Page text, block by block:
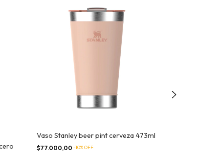
Vaso Stanley beer pint cerveza 473ml
$77.000,00 -10% OFF